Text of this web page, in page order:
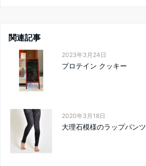
関連記事
2023年3月24日
プロテイン クッキー
2020年3月18日
大理石模様のラップパンツ